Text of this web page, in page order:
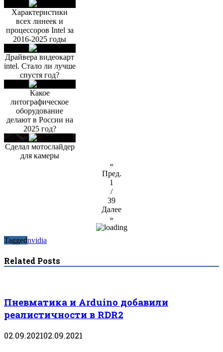
Характеристики
всех линеек и
процессоров Intel за
2016-2025 годы
Драйвера видеокарт
intel. Стало ли лучше
спустя год?
Какое
литографическое
оборудование
делают в России на
2025 год?
Сделал мотослайдер
для камеры
«
Пред.
1
/
39
Далее
»
Taggednvidia
Related Posts
Пневматика и Arduino добавили
реалистичности в RDR2
02.09.202102.09.2021